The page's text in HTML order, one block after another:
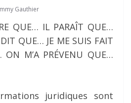
Gauthier
QUE… IL PARAÎT QUE…
QUE… JE ME SUIS FAIT
ON M’A PRÉVENU QUE…
juridiques sont